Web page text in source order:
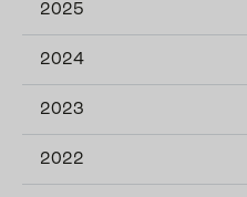
2025
2024
2023
2022